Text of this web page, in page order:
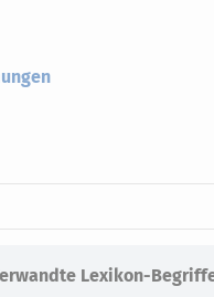
Lexikon-